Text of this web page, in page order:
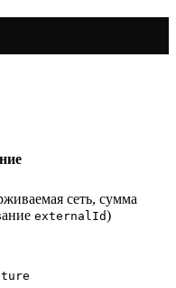
сеть, сумма
externalId)